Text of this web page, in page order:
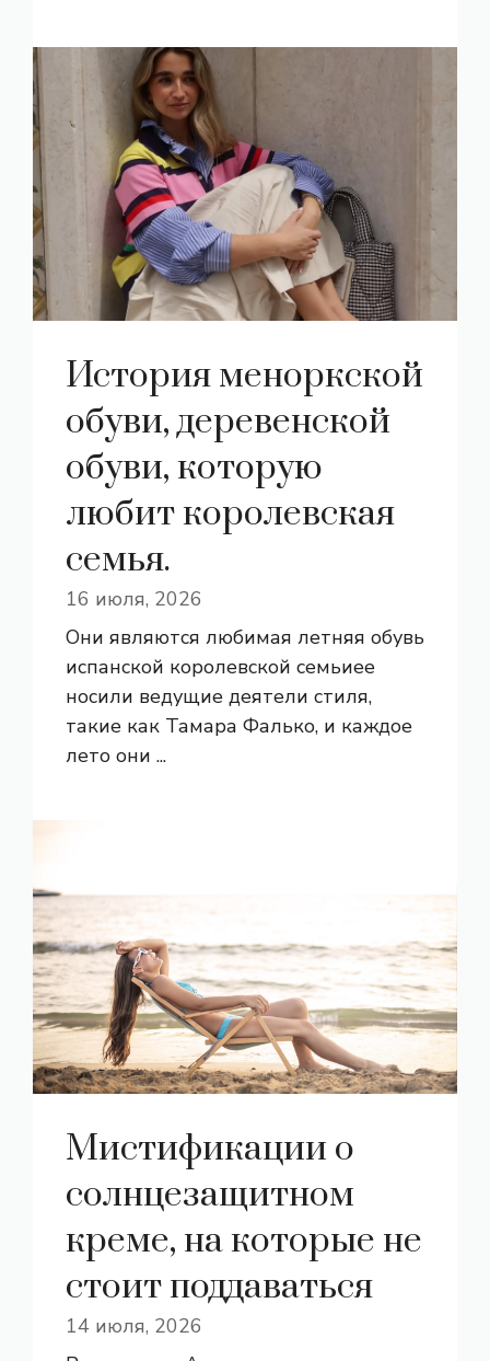
История меноркской
обуви, деревенской
обуви, которую
любит королевская
семья.
16 июля, 2026
Они являются любимая летняя обувь
испанской королевской семьиее
носили ведущие деятели стиля,
такие как Тамара Фалько, и каждое
лето они ...
Мистификации о
солнцезащитном
креме, на которые не
стоит поддаваться
14 июля, 2026